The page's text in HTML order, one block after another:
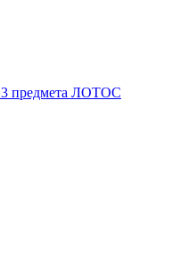
3 предмета ЛОТОС